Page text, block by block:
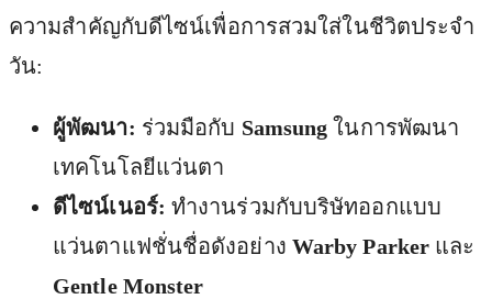
ความสำคัญกับดีไซน์เพื่อการสวมใส่ในชีวิตประจำ
วัน:
ผู้พัฒนา: ร่วมมือกับ Samsung ในการพัฒนา
เทคโนโลยีแว่นตา
ดีไซน์เนอร์: ทำงานร่วมกับบริษัทออกแบบ
แว่นตาแฟชั่นชื่อดังอย่าง Warby Parker และ
Gentle Monster